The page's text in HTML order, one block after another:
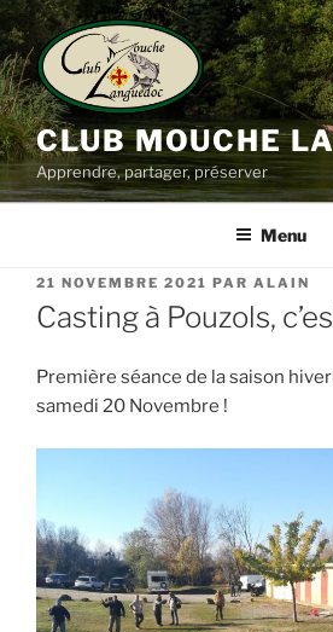
Aller
au
contenu
principal
CLUB MOUCHE
Apprendre, partager, préserver
Menu
PUBLIÉ
LE
21 NOVEMBRE 2021 PAR ALAIN
Casting à Pouzols,
Première séance de la saison
samedi 20 Novembre !